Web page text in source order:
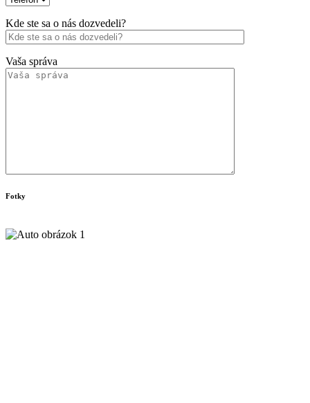
Kde ste sa o nás dozvedeli?
Vaša správa
Fotky